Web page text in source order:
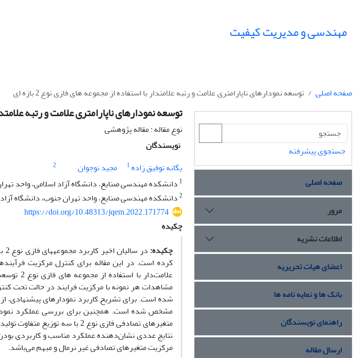
مهندسی و مدیریت کیفیت
صفحه اصلی توسعه نمودارهای ناپارامتری علامت و رتبه علامت‏دار با استفاده از مجموعه‏ های فازی نوع 2 بازه ‏ای
توسعه نمودارهای ناپارامتری علامت و رتبه علامت‏دار
نوع مقاله : مقاله پژوهشی
نویسندگان
یگانه توفیق زاده1 مجید نوجوان
2
1 دانشکده مهندسی صنایع، دانشگاه آزاد اسلامی، واحد
2دانشکده مهندسی صنایع، واحد تهران جنوب، دانشگاه
https://doi.org/10.48313/jqem.2022.171774
چکیده
چکیده:
کرده است. در این مقاله برای کنترل مرکزیت
مشاهدات هر نمونه با مرکزیت فرایند در حالت تحت
شده است. برای تشریح کاربرد نمودارهای پیشنهادی،
مشخص شده است. همچنین برای بررسی عملکرد
نتایج عددی نشان‌دهنده عملکرد مناسب و کاربردی
مرکزیت متغیرهای تصادفی غیر نرمال و مبهم می‌‏باشد.
جستجوی پیشرفته
صفحه اصلی
مرور
اطلاعات نشریه
اعضای هیات تحریریه
بانک ها و نمایه نامه ها
راهنمای نویسندگان
ارسال مقاله